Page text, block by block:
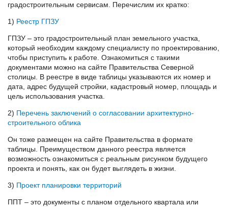
градостроительным сервисам. Перечислим их кратко:
1) Реестр ГПЗУ
ГПЗУ – это градостроительный план земельного участка,
который необходим каждому специалисту по проектированию,
чтобы приступить к работе. Ознакомиться с такими
документами можно на сайте Правительства Северной
столицы. В реестре в виде таблицы указываются их номер и
дата, адрес будущей стройки, кадастровый номер, площадь и
цель использования участка.
2) Перечень заключений о согласовании архитектурно-
строительного облика
Он тоже размещен на сайте Правительства в формате
таблицы. Преимуществом данного реестра является
возможность ознакомиться с реальным рисунком будущего
проекта и понять, как он будет выглядеть в жизни.
3) Проект планировки территорий
ППТ – это документы с планом отдельного квартала или